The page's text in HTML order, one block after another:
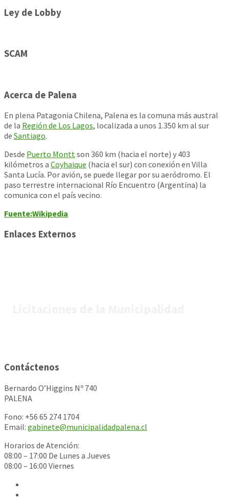
Ley de Lobby
SCAM
Acerca de Palena
En plena Patagonia Chilena, Palena es la comuna más austral
de la Región de Los Lagos, localizada a unos 1.350 km al sur
de Santiago.
Desde Puerto Monttson 360 km (hacia el norte) y 403
kilómetros a Coyhaique (hacia el sur) con conexión en Villa
Santa Lucía. Por avión, se puede llegar por su aeródromo. El
paso terrestre internacional Río Encuentro (Argentina) la
comunica con el país vecino.
Fuente:Wikipedia
Enlaces Externos
Contáctenos
Bernardo O’Higgins Nº 740
PALENA
Fono: +56 65 274 1704
Email: gabinete@municipalidadpalena.cl
Horarios de Atención:
08:00 – 17:00 De Lunes a Jueves
08:00 – 16:00 Viernes